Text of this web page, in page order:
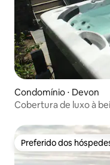
Condomínio ⋅ Devon
Cobertura de luxo à
Preferido dos
Preferido dos